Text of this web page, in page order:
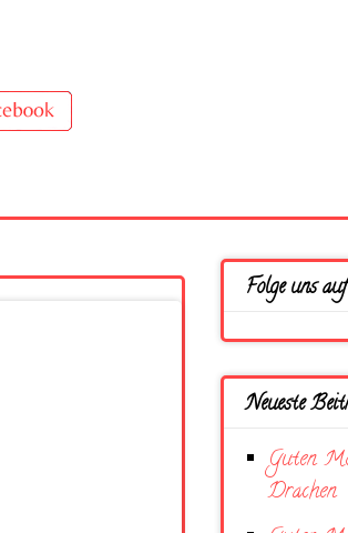
Folge uns
Neueste
Guten
Drachen